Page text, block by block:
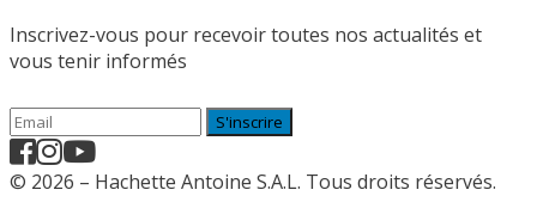
Inscrivez-vous pour recevoir toutes nos actualités et
vous tenir informés
S'inscrire
© 2026 – Hachette Antoine S.A.L. Tous droits réservés.